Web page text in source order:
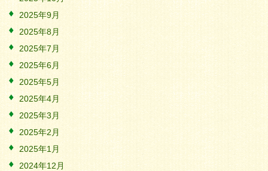
2025年9月
2025年8月
2025年7月
2025年6月
2025年5月
2025年4月
2025年3月
2025年2月
2025年1月
2024年12月